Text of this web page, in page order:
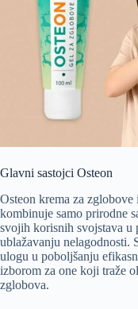
Glavni sastojci Osteon
Osteon krema za
kombinuje samo prirodne
svojih korisnih svojstava u
ublažavanju nelagodnosti.
ulogu u poboljšanju
izborom za one koji traže
zglobova.